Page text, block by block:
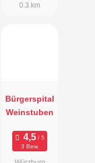
0.3 km
Bürgerspital
Weinstuben
3 Bew.